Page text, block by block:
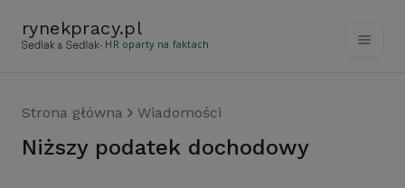
rynekpracy.pl
- HR oparty na faktach
Strona główna Wiadomości
Niższy podatek dochodowy